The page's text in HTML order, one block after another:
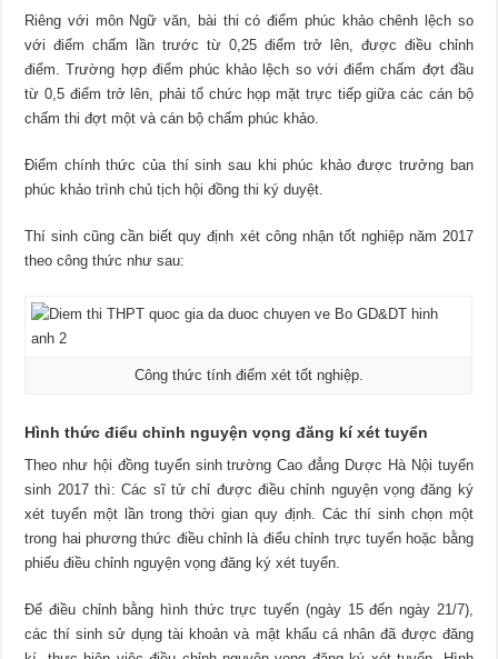
Riêng với môn Ngữ văn, bài thi có điểm phúc khảo chênh lệch so
với điểm chấm lần trước từ 0,25 điểm trở lên, được điều chỉnh
điểm. Trường hợp điểm phúc khảo lệch so với điểm chấm đợt đầu
từ 0,5 điểm trở lên, phải tổ chức họp mặt trực tiếp giữa các cán bộ
chấm thi đợt một và cán bộ chấm phúc khảo.
Điểm chính thức của thí sinh sau khi phúc khảo được trưởng ban
phúc khảo trình chủ tịch hội đồng thi ký duyệt.
Thí sinh cũng cần biết quy định xét công nhận tốt nghiệp năm 2017
theo công thức như sau:
Công thức tính điểm xét tốt nghiệp.
Hình thức điểu chỉnh nguyện vọng đăng kí xét tuyển
Theo như hội đồng tuyển sinh trườngCao đẳng Dược Hà Nội tuyển
sinh 2017thì: Các sĩ tử chỉ được điều chỉnh nguyện vọng đăng ký
xét tuyển một lần trong thời gian quy định. Các thí sinh chọn một
trong hai phương thức điều chỉnh là điểu chỉnh trực tuyến hoặc bằng
phiếu điều chỉnh nguyện vọng đăng ký xét tuyển.
Để điều chỉnh bằng hình thức trực tuyến (ngày 15 đến ngày 21/7),
các thí sinh sử dụng tài khoản và mật khẩu cá nhân đã được đăng